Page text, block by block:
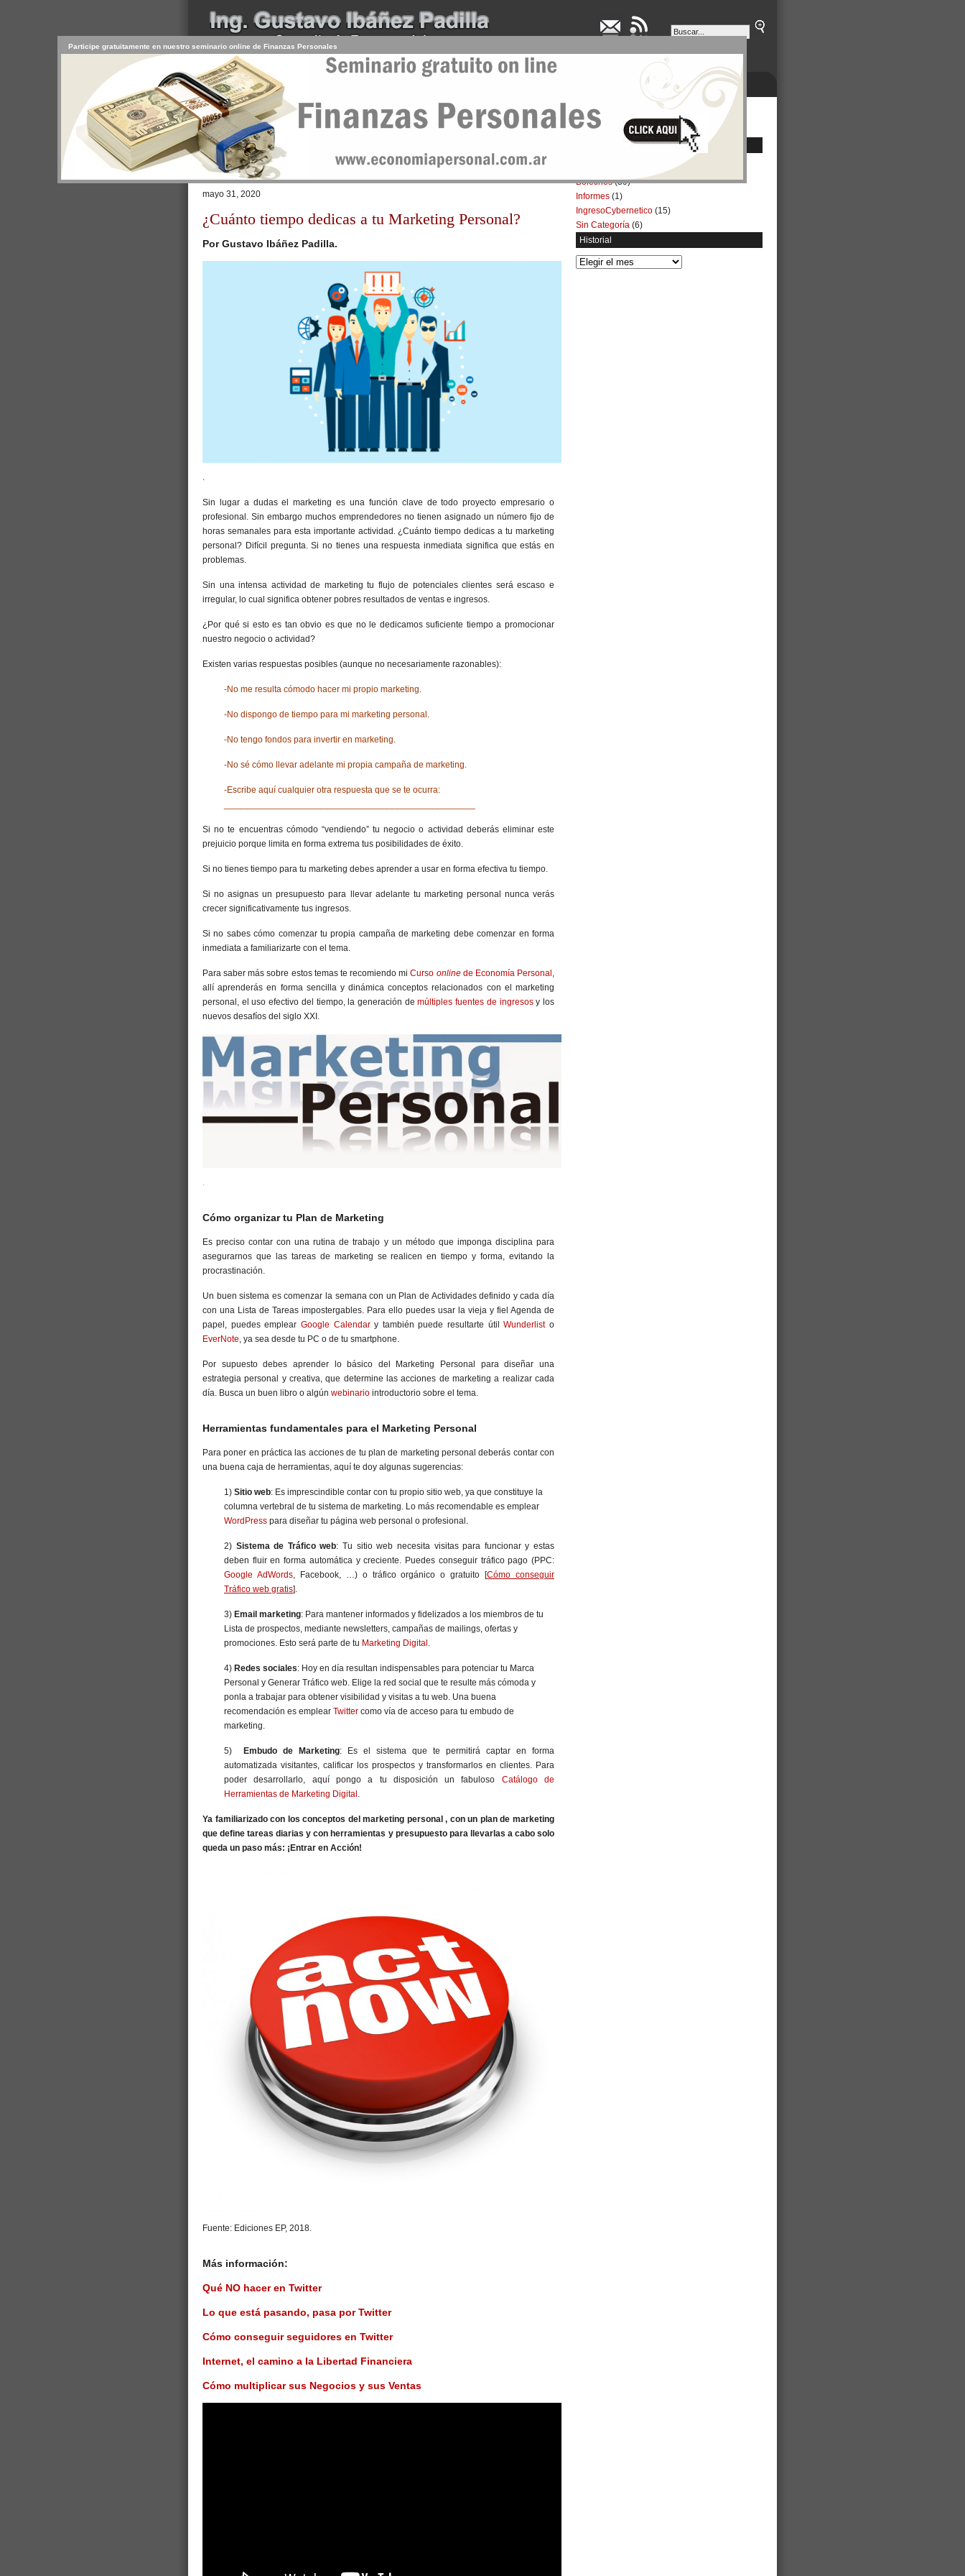
INICIO SERVICIOS BOLETINES NEGOCIOS
CONTACTO USUARIO
Browse >Home/
Cómo potenciar tu Marketing Personal
mayo 31, 2020
¿Cuánto tiempo dedicas a tu Marketing Personal?
Por Gustavo Ibáñez Padilla.
.
Sin lugar a dudas el marketing es una función clave de todo proyecto empresario o
profesional. Sin embargo muchos emprendedores no tienen asignado un número fijo de
horas semanales para esta importante actividad. ¿Cuánto tiempo dedicas a tu marketing
personal? Difícil pregunta. Si no tienes una respuesta inmediata significa que estás en
problemas.
Sin una intensa actividad de marketing tu flujo de potenciales clientes será escaso e
irregular, lo cual significa obtener pobres resultados de ventas e ingresos.
¿Por qué si esto es tan obvio es que no le dedicamos suficiente tiempo a promocionar
nuestro negocio o actividad?
Existen varias respuestas posibles (aunque no necesariamente razonables):
-No me resulta cómodo hacer mi propio marketing.
-No dispongo de tiempo para mi marketing personal.
-No tengo fondos para invertir en marketing.
-No sé cómo llevar adelante mi propia campaña de marketing.
-Escribe aquí cualquier otra respuesta que se te ocurra:
Si no te encuentras cómodo “vendiendo” tu negocio o actividad deberás eliminar este
prejuicio porque limita en forma extrema tus posibilidades de éxito.
Si no tienes tiempo para tu marketing debes aprender a usar en forma efectiva tu tiempo.
Si no asignas un presupuesto para llevar adelante tu marketing personal nunca verás
crecer significativamente tus ingresos.
Si no sabes cómo comenzar tu propia campaña de marketing debe comenzar en forma
inmediata a familiarizarte con el tema.
Para saber más sobre estos temas te recomiendo miCurso onlinede Economía Personal ,
allí aprenderás en forma sencilla y dinámica conceptos relacionados con el marketing
personal, el uso efectivo del tiempo, la generación demúltiples fuentes de ingresosy los
nuevos desafíos del siglo XXI.
.
Cómo organizar tu Plan de Marketing
Es preciso contar con una rutina de trabajo y un método que imponga disciplina para
asegurarnos que las tareas de marketing se realicen en tiempo y forma, evitando la
procrastinación.
Un buen sistema es comenzar la semana con un Plan de Actividades definido y cada día
con una Lista de Tareas impostergables. Para ello puedes usar la vieja y fiel Agenda de
papel, puedes emplear Google Calendary también puede resultarte útilWunderlisto
EverNote, ya sea desde tu PC o de tu smartphone.
Por supuesto debes aprender lo básico del Marketing Personal para diseñar una
estrategia personal y creativa, que determine las acciones de marketing a realizar cada
día. Busca un buen libro o algún webinario introductorio sobre el tema.
Herramientas fundamentales para el Marketing Personal
Para poner en práctica las acciones de tu plan de marketing personal deberás contar con
una buena caja de herramientas, aquí te doy algunas sugerencias:
1) Sitio web: Es imprescindible contar con tu propio sitio web, ya que constituye la
columna vertebral de tu sistema de marketing. Lo más recomendable es emplear
WordPress para diseñar tu página web personal o profesional.
2) Sistema de Tráfico web: Tu sitio web necesita visitas para funcionar y estas
deben fluir en forma automática y creciente. Puedes conseguir tráfico pago (PPC:
Google AdWords, Facebook, …) o tráfico orgánico o gratuito [Cómo conseguir
Tráfico web gratis].
3) Email marketing: Para mantener informados y fidelizados a los miembros de tu
Lista de prospectos, mediante newsletters, campañas de mailings, ofertas y
promociones. Esto será parte de tu Marketing Digital .
4) Redes sociales: Hoy en día resultan indispensables para potenciar tu Marca
Personal y Generar Tráfico web. Elige la red social que te resulte más cómoda y
ponla a trabajar para obtener visibilidad y visitas a tu web. Una buena
recomendación es emplear Twitter como vía de acceso para tu embudo de
marketing.
5) Embudo de Marketing: Es el sistema que te permitirá captar en forma
automatizada visitantes, calificar los prospectos y transformarlos en clientes. Para
poder desarrollarlo, aquí pongo a tu disposición un fabuloso Catálogo de
Herramientas de Marketing Digital .
Ya familiarizado con los conceptos del marketing personal , con un plan de marketing
que define tareas diarias y con herramientas y presupuesto para llevarlas a cabo solo
queda un paso más: ¡Entrar en Acción!
Fuente: Ediciones EP, 2018.
Más información:
Qué NO hacer en Twitter
Lo que está pasando, pasa por Twitter
Cómo conseguir seguidores en Twitter
Internet, el camino a la Libertad Financiera
Cómo multiplicar sus Negocios y sus Ventas
Participe gratuitamente en nuestro seminario online de Finanzas Personales
Boletines(39)
Informes (1)
IngresoCybernetico (15)
Sin Categoría (6)
Historial
Historial